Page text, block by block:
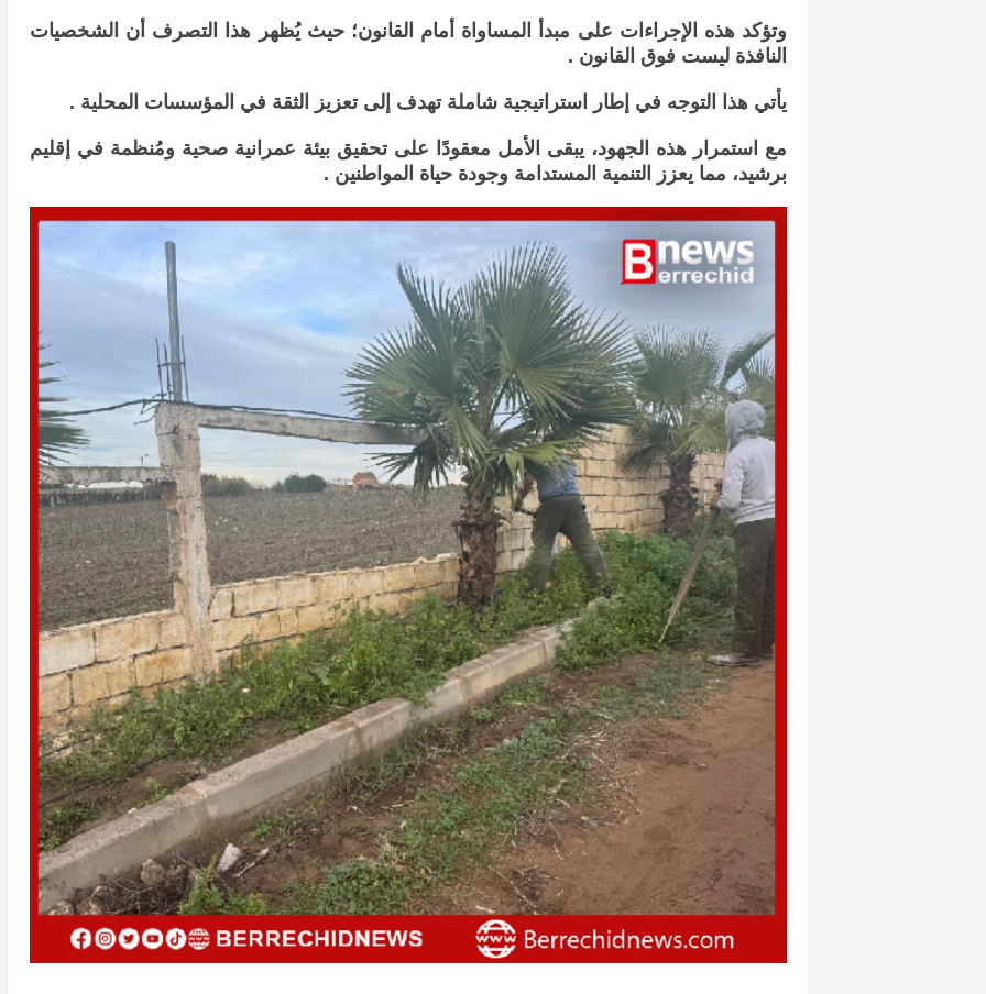
وتؤكد هذه الإجراءات على مبدأ المساواة أمام القانون؛ حيث يُظهر هذا التصرف أن الشخصيات
النافذة ليست فوق القانون .
يأتي هذا التوجه في إطار استراتيجية شاملة تهدف إلى تعزيز الثقة في المؤسسات المحلية .
مع استمرار هذه الجهود، يبقى الأمل معقودًا على تحقيق بيئة عمرانية صحية ومُنظمة في إقليم
برشيد، مما يعزز التنمية المستدامة وجودة حياة المواطنين .